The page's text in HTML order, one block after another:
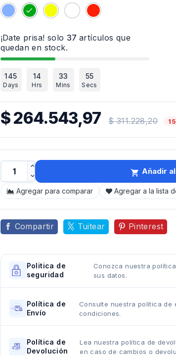
Azul VerdeAmarilloBlancoRojo
¡Date prisa! solo 37 artículos que
quedan en stock.
145
Days
14
Hrs
33
Mins
54
Secs
$ 264.543,97 $ 311.228,20
 Añadir
Agregar para comparar Agregar a la lista
Compartir Tuitear Pinterest
Politica de
seguridad
Conozca nuestra
sus datos.
Política de
Envío
Consulte nuestra política
condiciones.
Política de
Devolución
Lea nuestra política de
en caso de cambios o